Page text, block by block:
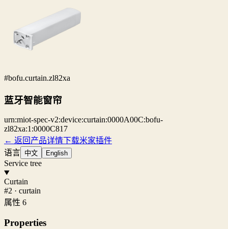
#bofu.curtain.zl82xa
蓝牙智能窗帘
urn:miot-spec-v2:device:curtain:0000A00C:bofu-
zl82xa:1:0000C817
← 返回产品详情下载米家插件
语言 中文 English
Service tree
Curtain
#2 · curtain
属性 6
Properties